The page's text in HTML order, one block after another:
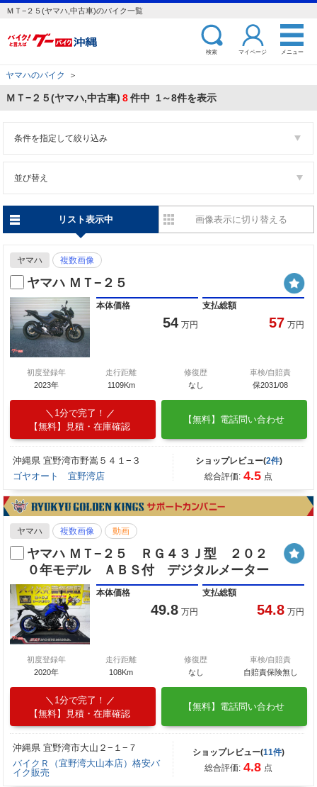
ＭＴ−２５(ヤマハ,中古車)のバイク一覧
検索 マイページ メニュー
ヤマハのバイク ＞
ＭＴ−２５(ヤマハ,中古車) 8件中 1～8件を表示
条件を指定して絞り込み
並び替え
リスト表示中 画像表示に切り替える
ヤマハ 複数画像
ヤマハ ＭＴ−２５
本体価格
54 万円
支払総額
57 万円
初度登録年
2023年
走行距離
1109Km
修復歴
なし
車検/自賠責
保2031/08
1分で完了！
【無料】見積・在庫確認
【無料】電話問い合わせ
沖縄県 宜野湾市野嵩５４１−３
ゴヤオート 宜野湾店
ショップレビュー(2件)
総合評価: 4.5 点
ヤマハ 複数画像 動画
ヤマハ ＭＴ−２５ ＲＧ４３Ｊ型 ２０２
０年モデル ＡＢＳ付 デジタルメーター
本体価格
49.8 万円
支払総額
54.8 万円
初度登録年
2020年
走行距離
108Km
修復歴
なし
車検/自賠責
自賠責保険無し
1分で完了！
【無料】見積・在庫確認
【無料】電話問い合わせ
沖縄県 宜野湾市大山２−１−７
バイクＲ（宜野湾大山本店）格安バ
イク販売
ショップレビュー(11件)
総合評価: 4.8 点